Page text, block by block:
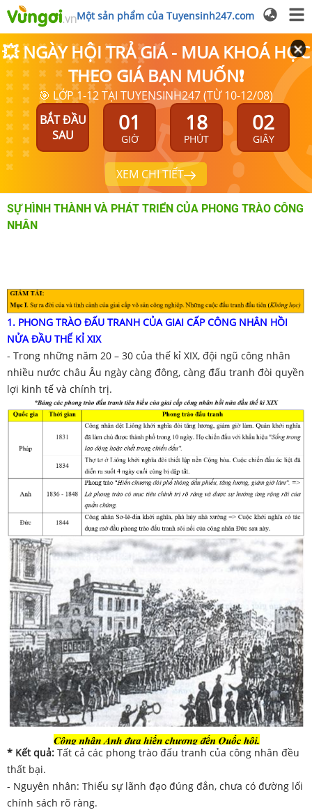
Một sản phẩm của Tuyensinh247.com
💥 NGÀY HỘI TRẢ GIÁ - MUA KHOÁ HỌC
THEO GIÁ BẠN MUỐN❗
🎯 LỚP 1-12 TẠI TUYENSINH247 (TỪ 10-12/08)
BẮT ĐẦU
SAU
01
GIỜ
18
PHÚT
01
GIÂY
XEM CHI TIẾT
SỰ HÌNH THÀNH VÀ PHÁT TRIỂN CỦA PHONG TRÀO CÔNG
NHÂN
1. PHONG TRÀO ĐẤU TRANH CỦA GIAI CẤP CÔNG NHÂN HỒI
NỬA ĐẦU THẾ KỈ XIX
- Trong những năm 20 – 30 của thế kỉ XIX, đội ngũ công nhân
nhiều nước châu Âu ngày càng đông, càng đấu tranh đòi quyền
lợi kinh tế và chính trị.
* Kết quả: Tất cả các phong trào đấu tranh của công nhân đều
thất bại.
- Nguyên nhân: Thiếu sự lãnh đạo đúng đắn, chưa có đường lối
chính sách rõ ràng.